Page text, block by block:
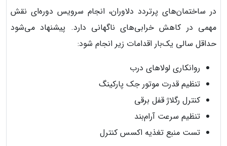
در ساختمان‌های پرتردد دلاوران، انجام سرویس دوره‌ای نقش
مهمی در کاهش خرابی‌های ناگهانی دارد. پیشنهاد می‌شود
حداقل سالی یک‌بار اقدامات زیر انجام شود:
روانکاری لولاهای درب
تنظیم قدرت موتور جک پارکینگ
کنترل رگلاژ قفل برقی
تنظیم سرعت آرام‌بند
تست منبع تغذیه اکسس کنترل